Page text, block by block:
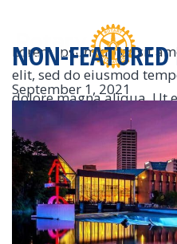
NON-
September 1, 2021
Lorem ipsum dolor sit
elit, sed do eiusmod
dolore magna aliqua. Ut
quis nostrud
aliquip ex ea commodo
dolor in reprehenderit in
dolore eu fugiat nulla
occaecat cupidatat non
officia deserunt mollit